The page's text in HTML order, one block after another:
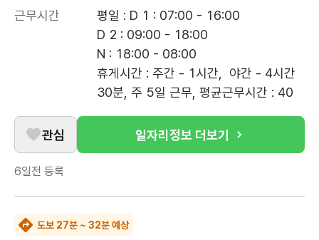
근무시간
평일 : D 1 : 07:00 - 16:00
D 2 : 09:00 - 18:00
N : 18:00 - 08:00
휴게시간 : 주간 - 1시간,  야간 - 4시간
30분, 주 5일 근무, 평균근무시간 : 40
관심 일자리정보 더보기
6일전 등록
도보 27분 ~ 32분 예상